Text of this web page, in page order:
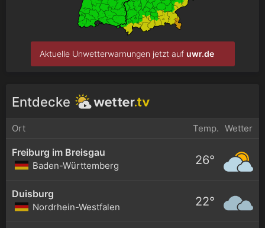
Aktuelle Unwetterwarnungen jetzt auf uwr.de
Entdecke
Ort Temp. Wetter
Freiburg im Breisgau
Baden-Württemberg 26°
Duisburg
Nordrhein-Westfalen 22°